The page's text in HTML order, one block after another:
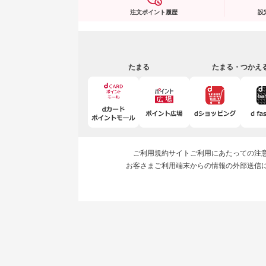
注文ポイント履歴 設
たまる たまる・つかえ
ご利用規約サイトご利用にあたっての注
お客さまご利用端末からの情報の外部送信